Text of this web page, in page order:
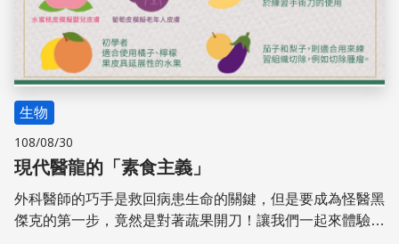
生物
108/08/30
現代醫龍的「素食主義」
外科醫師的巧手是救回病患生命的關鍵，但是要成為怪醫黑
傑克的第一步，竟然是對著蔬果開刀！讓我們一起來體驗，